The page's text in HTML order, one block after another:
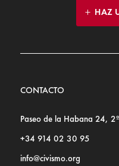
HAZ
CONTACTO
Paseo de la Habana 24,
+34 914 02 30 95
info@civismo.org